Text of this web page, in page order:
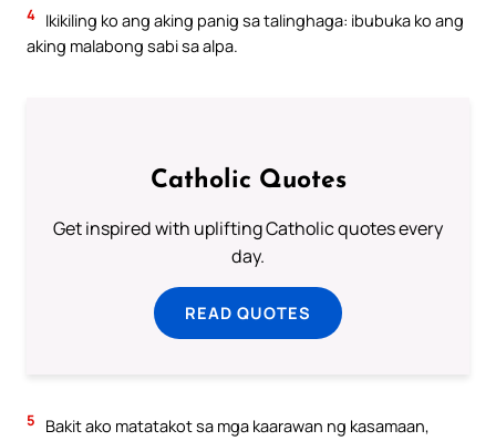
4 Ikikiling ko ang aking panig sa talinghaga: ibubuka ko ang
aking malabong sabi sa alpa.
Catholic Quotes
Get inspired with uplifting Catholic quotes every
day.
READ QUOTES
5
Bakit ako matatakot sa mga kaarawan ng kasamaan,